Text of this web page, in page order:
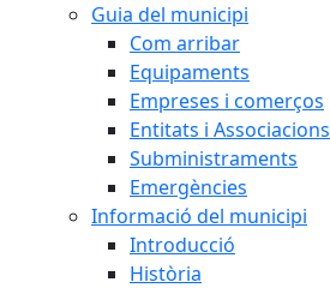
Guia del municipi
Com arribar
Equipaments
Empreses i comerços
Entitats i Associacions
Subministraments
Emergències
Informació del municipi
Introducció
Història